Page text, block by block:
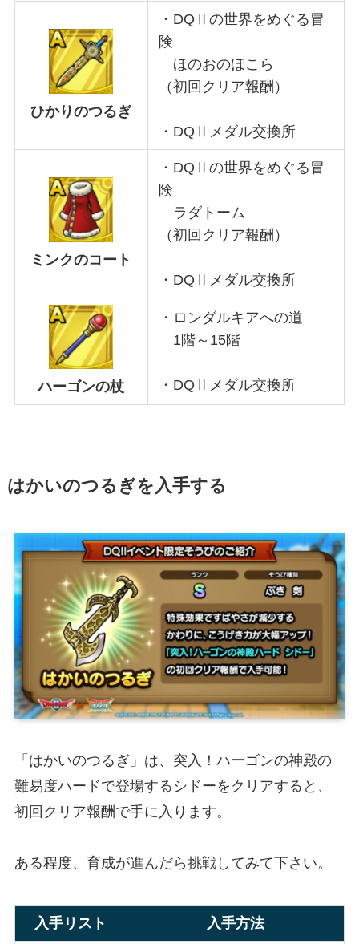
ひかりのつるぎ
・DQⅡの世界をめぐる冒
険
ほのおのほこら
（初回クリア報酬）
・DQⅡメダル交換所
ミンクのコート
・DQⅡの世界をめぐる冒
険
ラダトーム
（初回クリア報酬）
・DQⅡメダル交換所
ハーゴンの杖
・ロンダルキアへの道
1階～15階
・DQⅡメダル交換所
はかいのつるぎを入手する
「はかいのつるぎ」は、突入！ハーゴンの神殿の
難易度ハードで登場するシドーをクリアすると、
初回クリア報酬で手に入ります。
ある程度、育成が進んだら挑戦してみて下さい。
入手リスト 入手方法